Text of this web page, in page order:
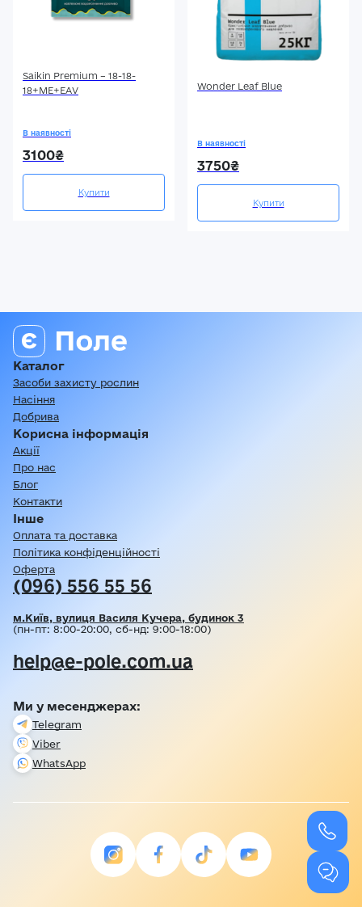
Saikin Premium – 18-18-
18+МЕ+ЕАV
В наявності
3100₴
Купити
Wonder Leaf Blue
В наявності
3750₴
Купити
Каталог
Засоби захисту рослин
Насіння
Добрива
Корисна інформація
Акції
Про нас
Блог
Контакти
Інше
Оплата та доставка
Політика конфіденційності
Оферта
(096) 556 55 56
м.Київ, вулиця Василя Кучера, будинок 3
(пн-пт: 8:00-20:00, сб-нд: 9:00-18:00)
help@e-pole.com.ua
Ми у месенджерах:
Telegram
Viber
WhatsApp